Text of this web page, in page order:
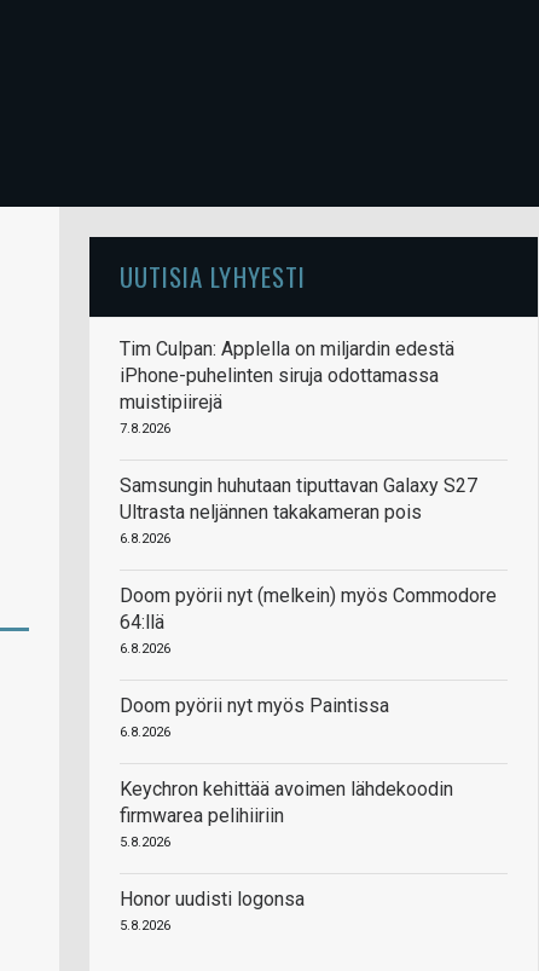
UUTISIA LYHYESTI
Tim Culpan: Applella on miljardin edestä
iPhone-puhelinten siruja odottamassa
muistipiirejä
7.8.2026
Samsungin huhutaan tiputtavan Galaxy S27
Ultrasta neljännen takakameran pois
6.8.2026
Doom pyörii nyt (melkein) myös Commodore
64:llä
6.8.2026
Doom pyörii nyt myös Paintissa
6.8.2026
Keychron kehittää avoimen lähdekoodin
firmwarea pelihiiriin
5.8.2026
Honor uudisti logonsa
5.8.2026